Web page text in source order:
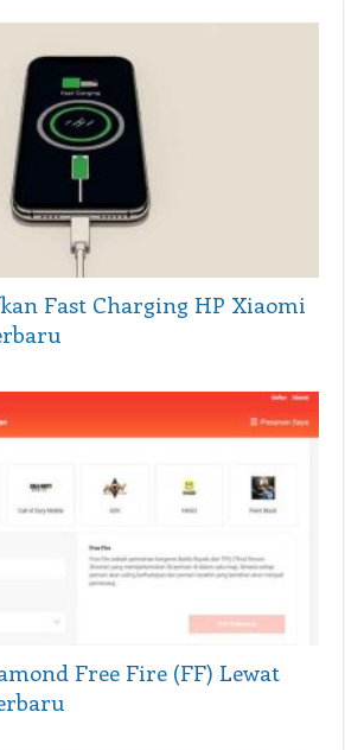
Fast Charging HP Xiaomi
Free Fire (FF) Lewat